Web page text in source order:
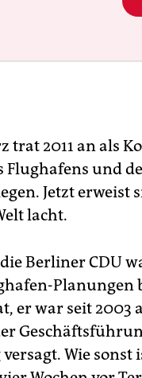
trat 2011 an als
Flughafens und
Jetzt
lacht.
Berliner CDU
er war seit 2003
Wie sonst